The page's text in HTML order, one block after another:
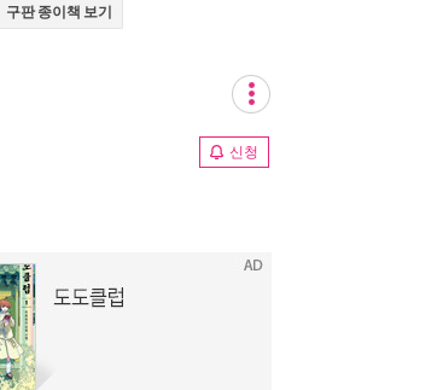
구판 종이책 보기
신청